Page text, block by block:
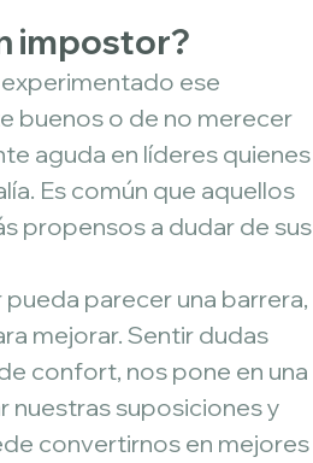
impostor?
ese
buenos o de no merecer
aguda en líderes quienes
Es común que aquellos
propensos a dudar de sus
parecer una barrera,
mejorar. Sentir dudas
confort, nos pone en una
nuestras suposiciones y
convertirnos en mejores